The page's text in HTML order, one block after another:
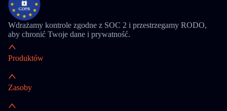
Wdrażamy kontrole zgodne z SOC 2 i przestrzegamy RODO,
aby chronić Twoje dane i prywatność.
Produktów
Zasoby